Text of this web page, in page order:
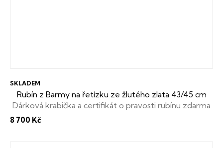
Rubín z Barmy na řetízku ze žlutého zlata 43/45 cm
Dárková krabička a certifikát o pravosti rubínu zdarma
SKLADEM
8 700 Kč